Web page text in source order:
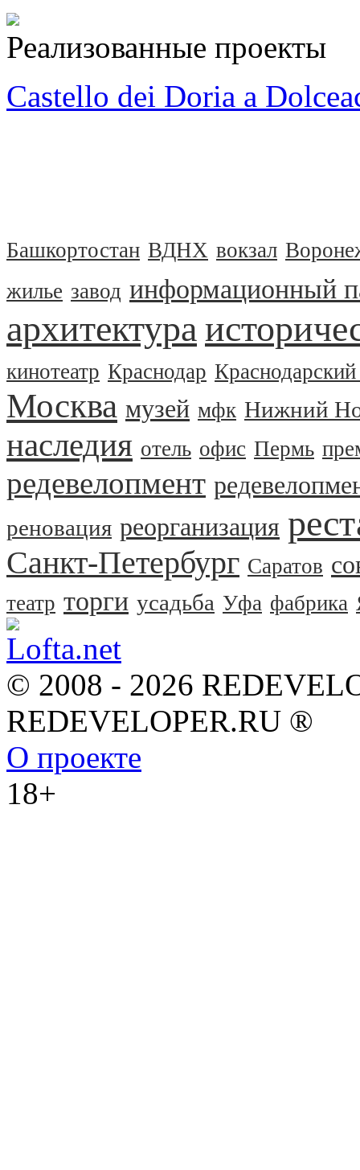
Реализованные проекты
Castello dei Doria a
Башкортостан ВДНХ вокзал
жилье завод информационный
архитектура
кинотеатр Краснодар
Москва музей мфк Нижний
наследия отель офис Пермь
редевелопмент
реновация реорганизация
Санкт-Петербург Саратов
театр торги усадьба Уфа фабрика
© 2008 - 2026
REDEVELOPER.RU ®
О проекте
18+